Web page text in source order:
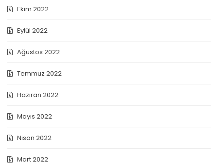
Ekim 2022
Eylül 2022
Ağustos 2022
Temmuz 2022
Haziran 2022
Mayıs 2022
Nisan 2022
Mart 2022